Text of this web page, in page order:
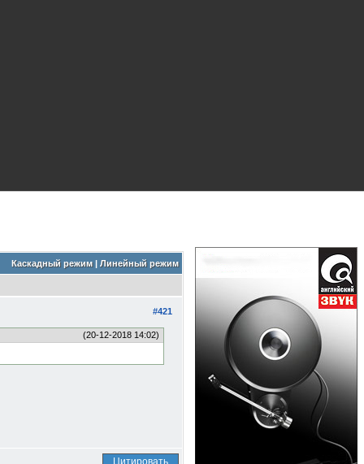
Каскадный режим| Линейный режим
#421
(20-12-2018 14:02)
Цитировать